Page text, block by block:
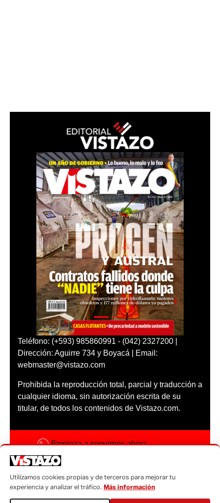
Teléfono: (+593) 985860991 - (042) 2327200 |
Dirección: Aguirre 734 y Boyacá | Email:
webmaster@vistazo.com
Prohibida la reproducción total, parcial y traducción a
cualquier idioma, sin autorización escrita de su
titular, de todos los contenidos de Vistazo.com.
Empieza a seguirnos ahora
Código ética
Sugerencias a:
Utilizamos cookies propias y de terceros para mejorar tu
experiencia y analizar el tráfico. Más información